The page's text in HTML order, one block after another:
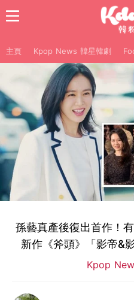
主頁 Kpop News 韓星韓劇
孫藝真產後復出首作！
新作《斧頭》「影帝&
Kpop